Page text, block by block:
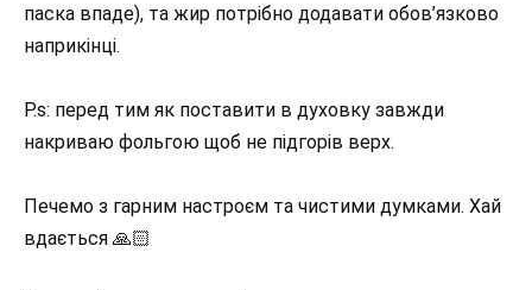
паска впаде), та жир потрібно додавати обов’язково
наприкінці.
P.s: перед тим як поставити в духовку завжди
накриваю фольгою щоб не підгорів верх.
Печемо з гарним настроєм та чистими думками. Хай
вдається 🙏🏻